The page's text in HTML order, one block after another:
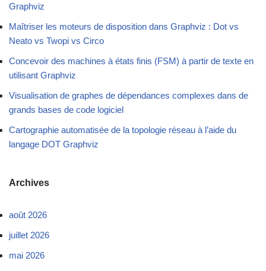
Graphviz
Maîtriser les moteurs de disposition dans Graphviz : Dot vs
Neato vs Twopi vs Circo
Concevoir des machines à états finis (FSM) à partir de texte en
utilisant Graphviz
Visualisation de graphes de dépendances complexes dans de
grands bases de code logiciel
Cartographie automatisée de la topologie réseau à l’aide du
langage DOT Graphviz
Archives
août 2026
juillet 2026
mai 2026